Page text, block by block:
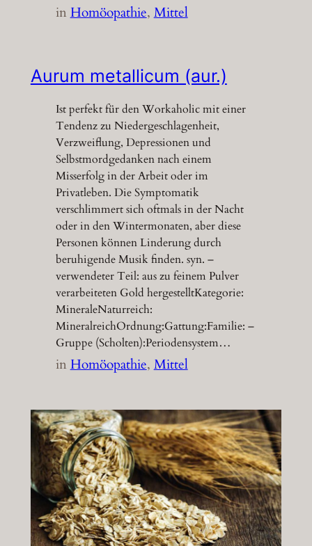
inHomöopathie, Mittel
Aurum metallicum (aur.)
Ist perfekt für den Workaholic mit einer
Tendenz zu Niedergeschlagenheit,
Verzweiflung, Depressionen und
Selbstmordgedanken nach einem
Misserfolg in der Arbeit oder im
Privatleben. Die Symptomatik
verschlimmert sich oftmals in der Nacht
oder in den Wintermonaten, aber diese
Personen können Linderung durch
beruhigende Musik finden. syn. –
verwendeter Teil: aus zu feinem Pulver
verarbeiteten Gold hergestelltKategorie:
MineraleNaturreich:
MineralreichOrdnung:Gattung:Familie: –
Gruppe (Scholten):Periodensystem…
inHomöopathie, Mittel